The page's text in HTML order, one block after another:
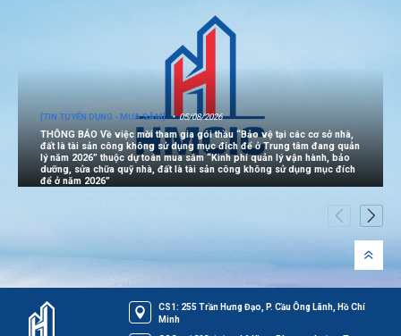
[TIN TUYỂN DỤNG - MUA SẮM] 05/08/2026
THÔNG BÁO Về việc mời tham gia gói thầu “Bảo vệ tại các cơ sở nhà,
đất là tài sản công không sử dụng mục đích để ở Trung tâm đang quản
lý năm 2026” thuộc dự toán mua sắm “Kinh phí quản lý vận hành, bảo
dưỡng, sửa chữa quỹ nhà, đất là tài sản công không sử dụng mục đích
để ở năm 2026”
CS1: 255 Trần Hưng Đạo, P. Cầu Ông Lãnh, Hồ Chí
Minh